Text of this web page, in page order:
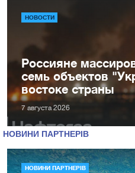
НОВОСТИ
Россияне
семь объектов
востоке страны
7 августа 2026